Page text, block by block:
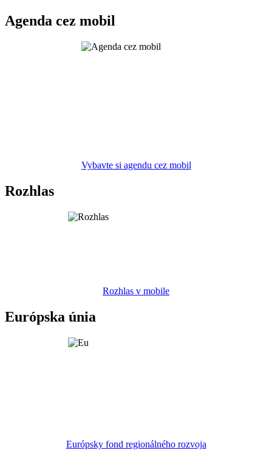
Agenda cez mobil
Vybavte si agendu cez mobil
Rozhlas
Rozhlas v mobile
Európska únia
Európsky fond regionálného rozvoja